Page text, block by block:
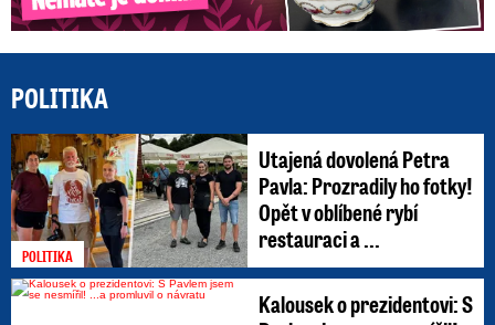
POLITIKA
POLITIKA
Utajená dovolená Petra
Pavla: Prozradily ho fotky!
Opět v oblíbené rybí
restauraci a ...
Kalousek o prezidentovi: S